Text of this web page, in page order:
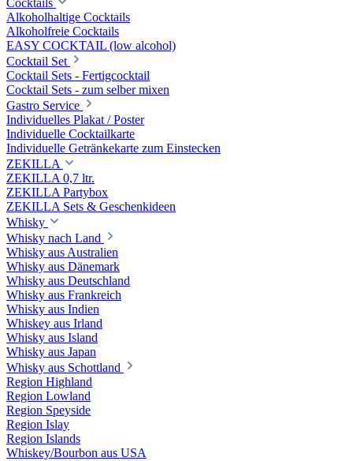
Cocktails
Alkoholhaltige Cocktails
Alkoholfreie Cocktails
EASY COCKTAIL (low alcohol)
Cocktail Set
Cocktail Sets - Fertigcocktail
Cocktail Sets - zum selber mixen
Gastro Service
Individuelles Plakat / Poster
Individuelle Cocktailkarte
Individuelle Getränkekarte zum Einstecken
ZEKILLA
ZEKILLA 0,7 ltr.
ZEKILLA Partybox
ZEKILLA Sets & Geschenkideen
Whisky
Whisky nach Land
Whisky aus Australien
Whisky aus Dänemark
Whisky aus Deutschland
Whisky aus Frankreich
Whisky aus Indien
Whiskey aus Irland
Whisky aus Island
Whisky aus Japan
Whisky aus Schottland
Region Highland
Region Lowland
Region Speyside
Region Islay
Region Islands
Whiskey/Bourbon aus USA